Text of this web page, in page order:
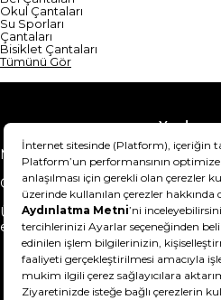
Okul Çantaları
Su Sporları
Çantaları
Bisiklet Çantaları
Tümünü Gör
Yardım
Mesafeli Satış Sözleşmesi
Gizlilik Sözleşmesi
Ürünümü nasıl iade
edebilirim?